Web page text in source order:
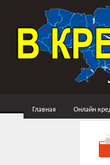
Главная Онлайн